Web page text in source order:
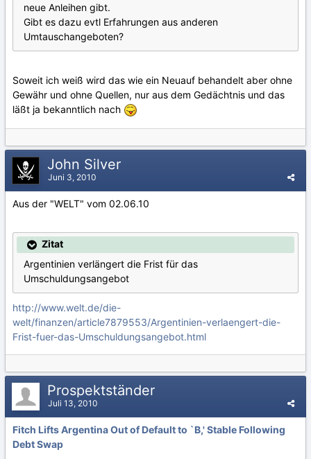
neue Anleihen gibt.
Gibt es dazu evtl Erfahrungen aus anderen
Umtauschangeboten?
Soweit ich weiß wird das wie ein Neuauf behandelt aber ohne
Gewähr und ohne Quellen, nur aus dem Gedächtnis und das
läßt ja bekanntlich nach
John Silver
Juni 3, 2010
Aus der "WELT" vom 02.06.10
Zitat
Argentinien verlängert die Frist für das
Umschuldungsangebot
http://www.welt.de/die-
welt/finanzen/article7879553/Argentinien-verlaengert-die-
Frist-fuer-das-Umschuldungsangebot.html
Prospektständer
Juli 13, 2010
Fitch Lifts Argentina Out of Default to `B,' Stable Following
Debt Swap